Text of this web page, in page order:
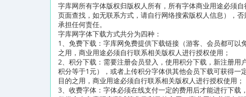
字库网所有字体版权归版权人所有，所有字体商业用途必须
页面查找，如无联系方式，请自行网络搜索版权人信息），
承担任何责任。
字库网字体下载方式共分为四种：
1、免费下载：字库网免费提供下载链接（游客、会员都可
之用，商业用途必须自行联系相关版权人进行授权使用；
2、积分下载：需要注册会员登入，使用积分下载，新注册
积分等于1元），或者上传积分字体供其他会员下载可获得
目的之用，商业用途必须自行联系相关版权人进行授权使用；
3、收费字体：字体必须在线支付一定的费用后才能进行下